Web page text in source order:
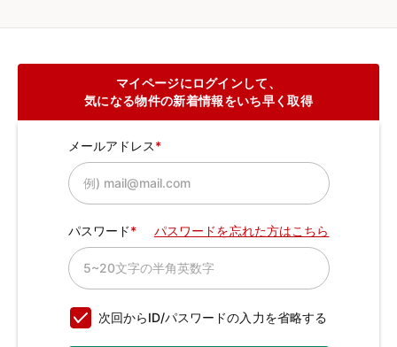
マイページにログインして、
気になる物件の新着情報をいち早く取得
メールアドレス
パスワード パスワードを忘れた方はこちら
次回からID/パスワードの入力を省略する